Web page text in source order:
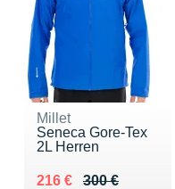
Millet
Seneca Gore-Tex
2L Herren
300 €
Au lieu de 300 €
216 €
Vendu 216 €